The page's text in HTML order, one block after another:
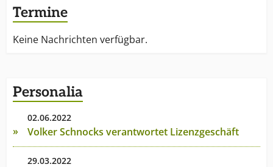
Termine
Keine Nachrichten verfügbar.
Personalia
02.06.2022
Volker Schnocks verantwortet Lizenzgeschäft
29.03.2022